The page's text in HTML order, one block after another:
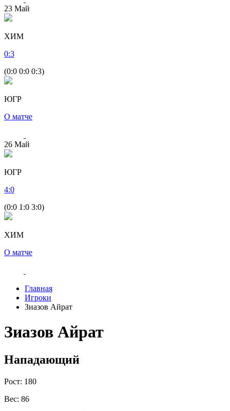
23 Май
ХИМ
0:3
(0:0 0:0 0:3)
ЮГР
О матче
26 Май
ЮГР
4:0
(0:0 1:0 3:0)
ХИМ
О матче
Главная
Игроки
Зиазов Айрат
Зиазов Айрат
Нападающий
Рост: 180
Вес: 86